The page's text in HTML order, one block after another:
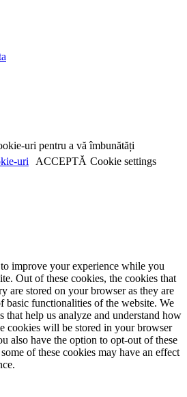
uri pentru a vă îmbunătăți
uri ACCEPTĂ Cookie settings
improve your experience while you
Out of these cookies, the cookies that
are stored on your browser as they are
basic functionalities of the website. We
that help us analyze and understand how
cookies will be stored in your browser
also have the option to opt-out of these
of these cookies may have an effect